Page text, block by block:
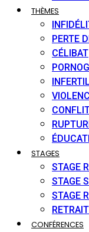
THÈMES
PERTE
CÉLIBAT
STAGES
STAGE
STAGE
STAGE
CONFÉRENCES